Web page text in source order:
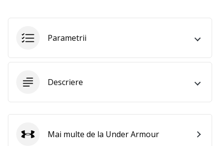
Parametrii
Descriere
Under Armour
Mai multe de la Under Armour